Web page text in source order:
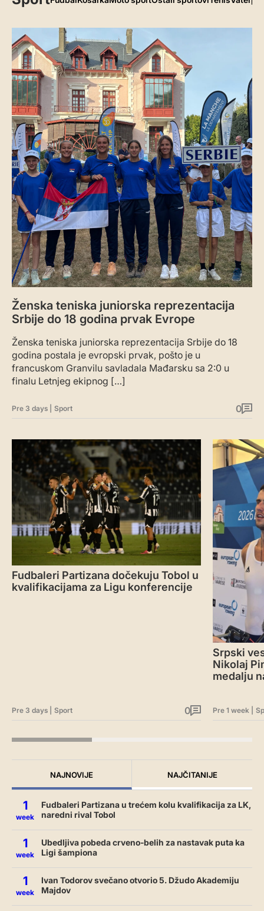
Ženska teniska juniorska reprezentacija
Srbije do 18 godina prvak Evrope
Ženska teniska juniorska reprezentacija Srbije do 18
godina postala je evropski prvak, pošto je u
francuskom Granvilu savladala Mađarsku sa 2:0 u
finalu Letnjeg ekipnog […]
Pre 3 days Sport 0
Fudbaleri Partizana dočekuju Tobol u
kvalifikacijama za Ligu konferencije
Pre 3 days Sport 0
Srpski
Nikolaj
medalju
Pre 1 week
NAJNOVIJE NAJČITANIJE
1
week
Fudbaleri Partizana u trećem kolu kvalifikacija za LK,
naredni rival Tobol
1
week
Ubedljiva pobeda crveno-belih za nastavak puta ka
Ligi šampiona
1
week
Ivan Todorov svečano otvorio 5. Džudo Akademiju
Majdov